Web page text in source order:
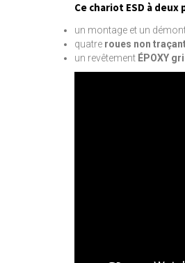
Ce chariot ESD à
un montage et un
quatre roues non
un revêtement ÉPOXY